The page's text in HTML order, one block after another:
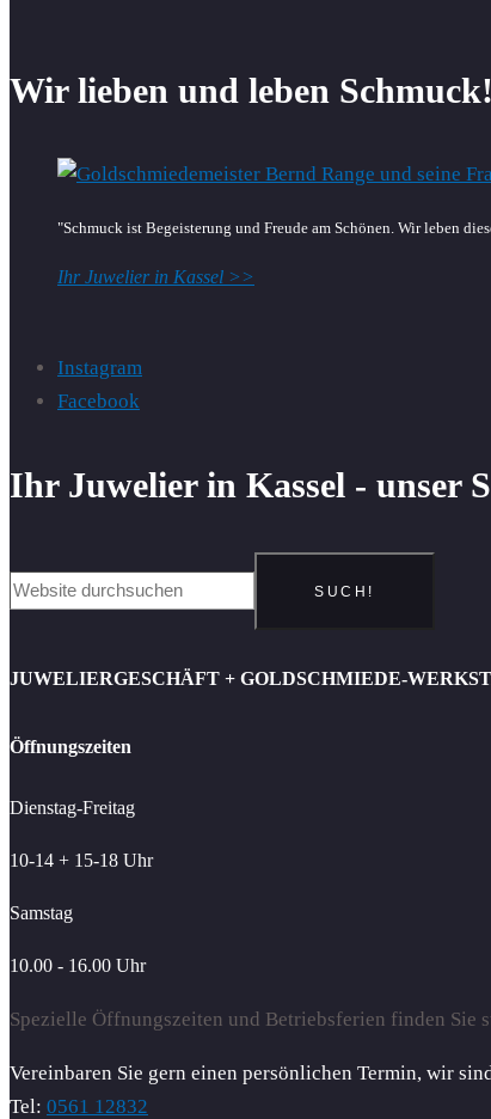
Wir lieben und leben Schmuck!
"Schmuck ist Begeisterung und Freude am Schönen. Wir leben
Ihr Juwelier in Kassel >>
Instagram
Facebook
Ihr Juwelier in Kassel - unser
SUCH!
JUWELIERGESCHÄFT + GOLDSCHMIEDE-
Öffnungszeiten
Dienstag-Freitag
10-14 + 15-18 Uhr
Samstag
10.00 - 16.00 Uhr
Spezielle Öffnungszeiten und Betriebsferien finden Sie
Vereinbaren Sie gern einen persönlichen Termin, wir
Tel: 0561 12832